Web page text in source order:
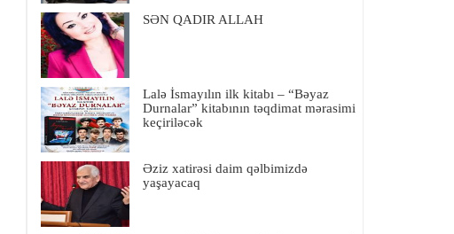
SƏN QADIR ALLAH
Lalə İsmayılın ilk kitabı – “Bəyaz
Durnalar” kitabının təqdimat mərasimi
keçiriləcək
Əziz xatirəsi daim qəlbimizdə
yaşayacaq